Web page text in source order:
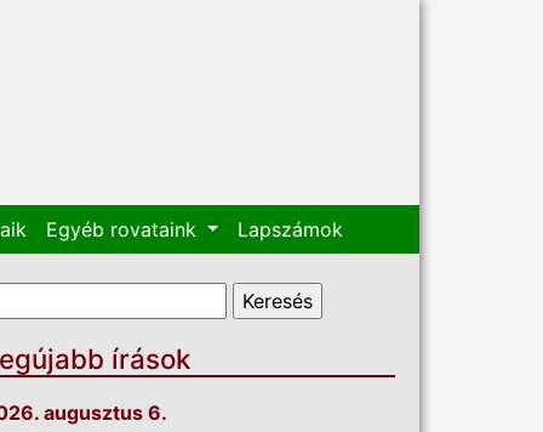
Egyéb rovataink Lapszámok
űrlap
írások
augusztus 6.